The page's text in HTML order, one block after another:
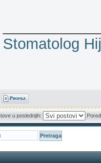
Stomatolog
u poslednjih: